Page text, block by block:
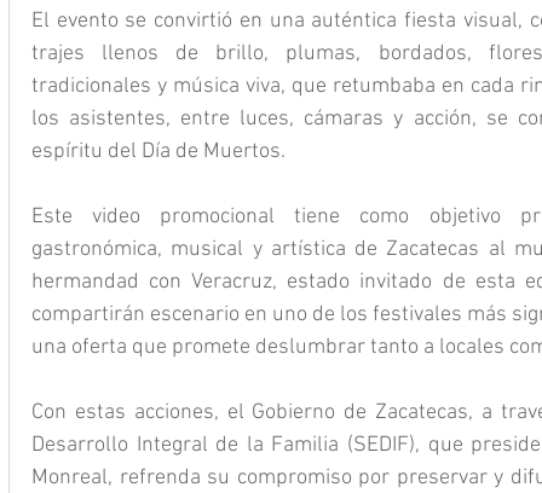
El evento se convirtió en una auténtica fiesta visual,
trajes llenos de brillo, plumas, bordados,
tradicionales y música viva, que retumbaba en cada
los asistentes, entre luces, cámaras y acción, se
espíritu del Día de Muertos.
Este video promocional tiene como objetivo
gastronómica, musical y artística de Zacatecas al
hermandad con Veracruz, estado invitado de esta
compartirán escenario en uno de los festivales más
una oferta que promete deslumbrar tanto a locales
Con estas acciones, el Gobierno de Zacatecas, a
Desarrollo Integral de la Familia (SEDIF), que
Monreal, refrenda su compromiso por preservar y